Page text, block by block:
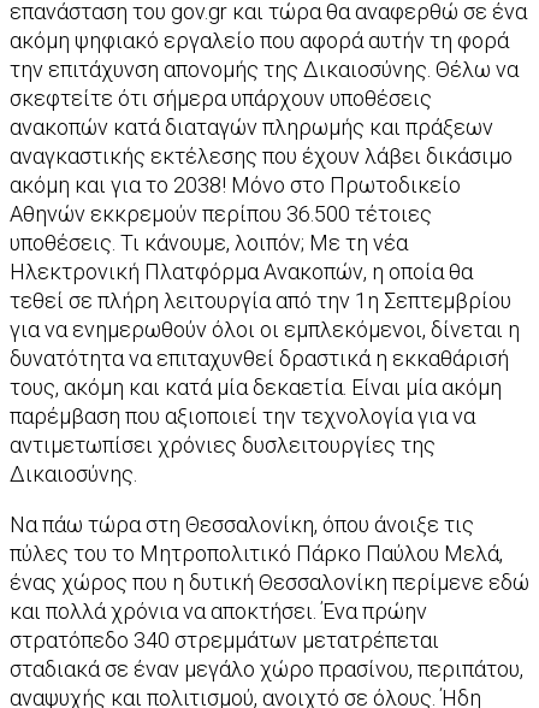
επανάσταση του gov.gr και τώρα θα αναφερθώ σε ένα
ακόμη ψηφιακό εργαλείο που αφορά αυτήν τη φορά
την επιτάχυνση απονομής της Δικαιοσύνης. Θέλω να
σκεφτείτε ότι σήμερα υπάρχουν υποθέσεις
ανακοπών κατά διαταγών πληρωμής και πράξεων
αναγκαστικής εκτέλεσης που έχουν λάβει δικάσιμο
ακόμη και για το 2038! Μόνο στο Πρωτοδικείο
Αθηνών εκκρεμούν περίπου 36.500 τέτοιες
υποθέσεις. Τι κάνουμε, λοιπόν; Με τη νέα
Ηλεκτρονική Πλατφόρμα Ανακοπών, η οποία θα
τεθεί σε πλήρη λειτουργία από την 1η Σεπτεμβρίου
για να ενημερωθούν όλοι οι εμπλεκόμενοι, δίνεται η
δυνατότητα να επιταχυνθεί δραστικά η εκκαθάρισή
τους, ακόμη και κατά μία δεκαετία. Είναι μία ακόμη
παρέμβαση που αξιοποιεί την τεχνολογία για να
αντιμετωπίσει χρόνιες δυσλειτουργίες της
Δικαιοσύνης.
Να πάω τώρα στη Θεσσαλονίκη, όπου άνοιξε τις
πύλες του το Μητροπολιτικό Πάρκο Παύλου Μελά,
ένας χώρος που η δυτική Θεσσαλονίκη περίμενε εδώ
και πολλά χρόνια να αποκτήσει. Ένα πρώην
στρατόπεδο 340 στρεμμάτων μετατρέπεται
σταδιακά σε έναν μεγάλο χώρο πρασίνου, περιπάτου,
αναψυχής και πολιτισμού, ανοιχτό σε όλους. Ήδη